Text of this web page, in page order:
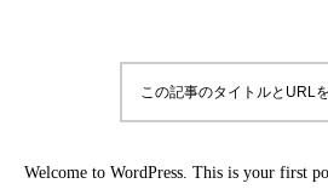
この記事のタイトルとURL
Welcome to WordPress. This is your first